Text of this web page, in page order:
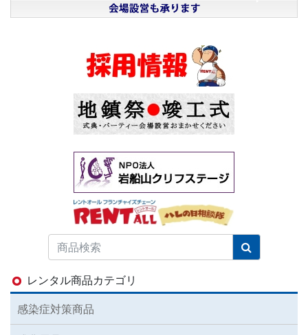
レンタル商品カテゴリ
感染症対策商品